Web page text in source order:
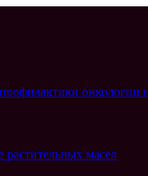
онкологии
масел